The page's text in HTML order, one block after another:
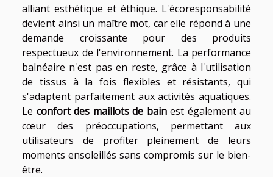
alliant esthétique et éthique. L'écoresponsabilité
devient ainsi un maître mot, car elle répond à une
demande croissante pour des produits
respectueux de l'environnement. La performance
balnéaire n'est pas en reste, grâce à l'utilisation
de tissus à la fois flexibles et résistants, qui
s'adaptent parfaitement aux activités aquatiques.
Le confort des maillots de bainest également au
cœur des préoccupations, permettant aux
utilisateurs de profiter pleinement de leurs
moments ensoleillés sans compromis sur le bien-
être.